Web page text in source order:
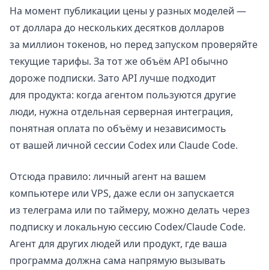
На момент публикации цены у разных моделей —
от доллара до нескольких десятков долларов
за миллион токенов, но перед запуском проверяйте
текущие тарифы. За тот же объём API обычно
дороже подписки. Зато API лучше подходит
для продукта: когда агентом пользуются другие
люди, нужна отдельная серверная интеграция,
понятная оплата по объёму и независимость
от вашей личной сессии Codex или Claude Code.
Отсюда правило: личный агент на вашем
компьютере или VPS, даже если он запускается
из телеграма или по таймеру, можно делать через
подписку и локальную сессию Codex/Claude Code.
Агент для других людей или продукт, где ваша
программа должна сама напрямую вызывать